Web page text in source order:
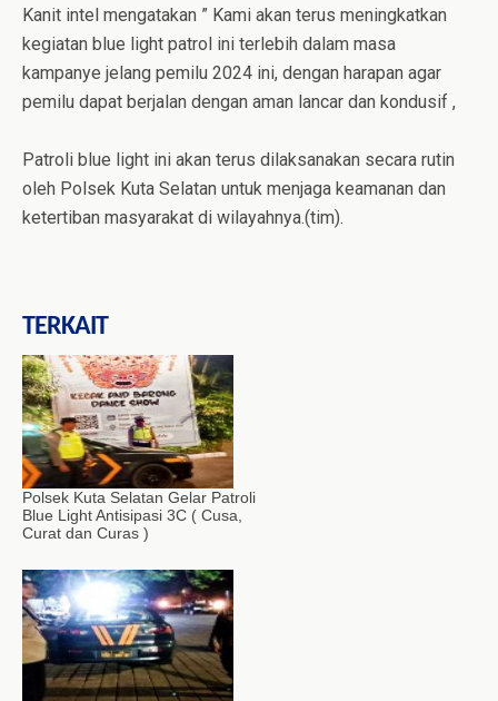
Kanit intel mengatakan ” Kami akan terus meningkatkan
kegiatan blue light patrol ini terlebih dalam masa
kampanye jelang pemilu 2024 ini, dengan harapan agar
pemilu dapat berjalan dengan aman lancar dan kondusif ,
Patroli blue light ini akan terus dilaksanakan secara rutin
oleh Polsek Kuta Selatan untuk menjaga keamanan dan
ketertiban masyarakat di wilayahnya.(tim).
TERKAIT
Polsek Kuta Selatan Gelar Patroli
Blue Light Antisipasi 3C ( Cusa,
Curat dan Curas )